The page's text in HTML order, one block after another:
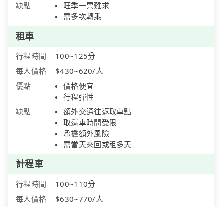
缺點
旺季一票難求
需多次轉乘
租車
行程時間
100~125分
每人價格
$430~620/人
優點
價格便宜
行程彈性
缺點
額外交通往返取車點
取還車時間受限
承擔額外風險
需當天來回或租多天
計程車
行程時間
100~110分
每人價格
$630~770/人